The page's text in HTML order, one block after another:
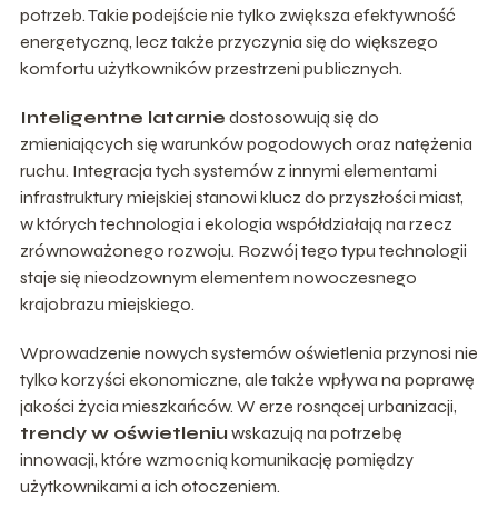
potrzeb. Takie podejście nie tylko zwiększa efektywność
energetyczną, lecz także przyczynia się do większego
komfortu użytkowników przestrzeni publicznych.
Inteligentne latarnie dostosowują się do
zmieniających się warunków pogodowych oraz natężenia
ruchu. Integracja tych systemów z innymi elementami
infrastruktury miejskiej stanowi klucz do przyszłości miast,
w których technologia i ekologia współdziałają na rzecz
zrównoważonego rozwoju. Rozwój tego typu technologii
staje się nieodzownym elementem nowoczesnego
krajobrazu miejskiego.
Wprowadzenie nowych systemów oświetlenia przynosi nie
tylko korzyści ekonomiczne, ale także wpływa na poprawę
jakości życia mieszkańców. W erze rosnącej urbanizacji,
trendy w oświetleniu wskazują na potrzebę
innowacji, które wzmocnią komunikację pomiędzy
użytkownikami a ich otoczeniem.